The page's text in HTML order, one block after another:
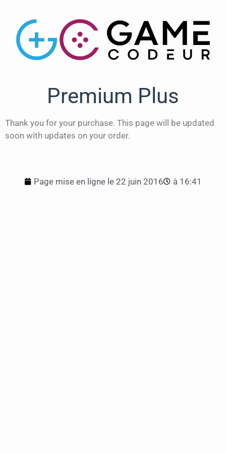
Premium Plus
Thank you for your purchase. This page will be updated
soon with updates on your order.
Page mise en ligne le 22 juin 2016 à 16:41